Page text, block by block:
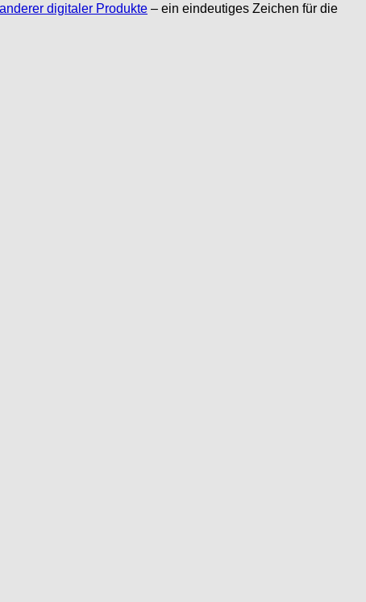
digitaler Produkte – ein eindeutiges Zeichen für die